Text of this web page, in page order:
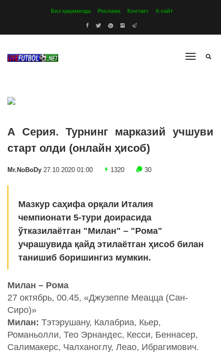
Биз ҳақимизда Реклама Контакт Х-сайт
А Серия. Турнинг марказий учшуви
старт олди (онлайн ҳисоб)
Mr.NoBoDy 27.10.2020 01:00 1320 30
Мазкур саҳифа орқали Италия
чемпионати 5-тури доирасида
ўтказилаётган "Милан" – "Рома"
учрашувида қайд этилаётган ҳисоб билан
танишиб боришингиз мумкин.
Милан – Рома
27 октябрь, 00.45, «Джузеппе Меацца (Сан-
Сиро)»
Милан: Тэтэрушану, Калабриа, Кьер,
Романьолли, Тео Эрнандес, Кесси, Беннасер,
Салимакерс, Чалханоглу, Леао, Ибрагимович.